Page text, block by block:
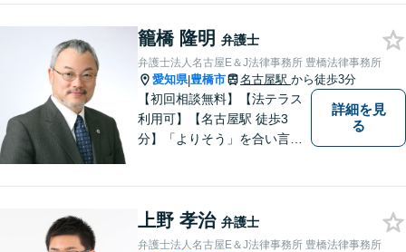
籠橋 隆明 弁護士
弁護士法人名古屋E＆J法律事務所 豊橋法律事務所
愛知県|豊橋市 名古屋駅 から徒歩3分
【初回相談無料】【法テラス
利用可】【名古屋駅 徒歩3
分】「よりそう」を合い言葉
応対をさせていただきます。
お気軽にご相談ください。
詳細を見
る
上野 孝治 弁護士
弁護士法人名古屋E＆J法律事務所 豊橋法律事務所